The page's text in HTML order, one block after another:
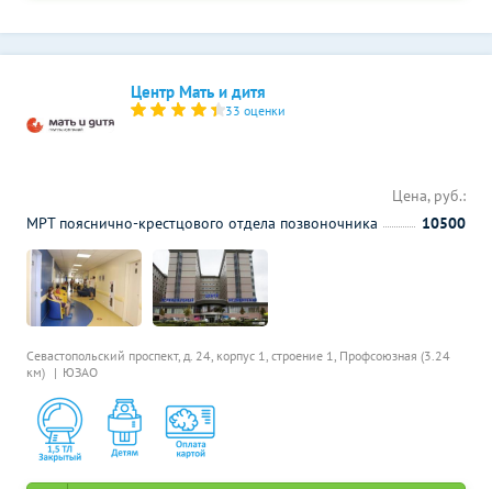
Центр Мать и дитя
33 оценки
Севастопольский проспект, д. 24, корпус 1, строение 1, Профсоюзная (3.24
км)
ЮЗАО
Цена, руб.:
МРТ пояснично-крестцового отдела позвоночника
10500